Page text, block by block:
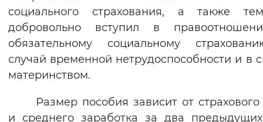
социального страхования, а также
добровольно вступил в
обязательному социальному
случай временной нетрудоспособности и в
материнством.
Размер пособия зависит от
и среднего заработка за два